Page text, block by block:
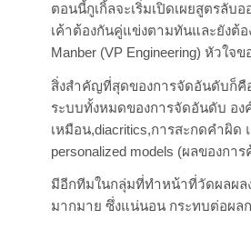
ตอนนี้กูเกิ้ลจะเริ่มเปิดเผยสูตรลับ
เค้าต้องกันคู่แข่งตามทันและยังต้
Manber (VP Engineering) หัวใ
สิ่งสำคัญที่สุดของการจัดอันดับก็
ระบบทั้งหมดของการจัดอันดับ อง
เหมือน,diacritics,การสะกดคำผิด
personalized models (ผลของก
มีอีกทีมในกลุ่มที่ทำหน้าที่วัดผลผล
มากมาย ซึ่งแน่นอน กระทบต่อผล